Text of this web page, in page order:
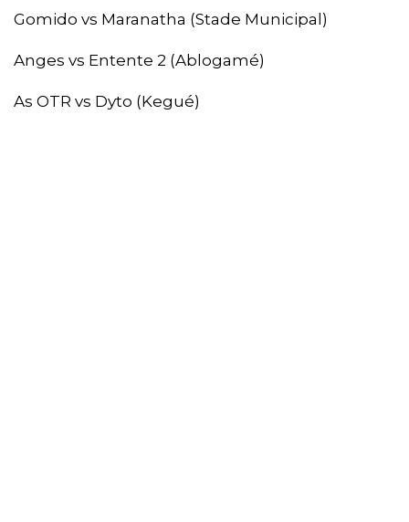
Gomido vs Maranatha (Stade Municipal)
Anges vs Entente 2 (Ablogamé)
As OTR vs Dyto (Kegué)